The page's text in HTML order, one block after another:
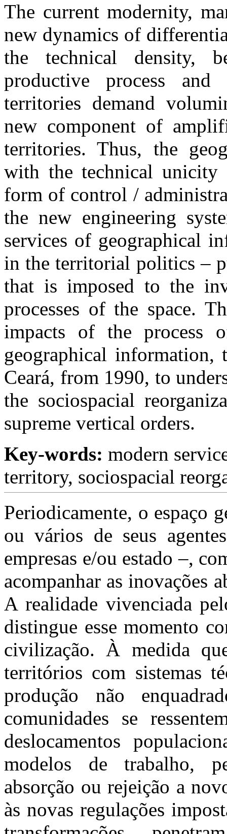
The current modernity,
new dynamics of
the technical density,
productive process
territories demand
new component of
territories. Thus, the
with the technical unicity
form of control /
the new engineering
services of geographical
in the territorial politics –
that is imposed to the
processes of the space.
impacts of the process
geographical
Ceará, from 1990, to
the sociospacial
supreme vertical orders.
Key-words: modern
territory, sociospacial
Periodicamente, o espaço
ou vários de seus
empresas e/ou estado –,
acompanhar as inovações
A realidade vivenciada
distingue esse momento
civilização. À medida
territórios com sistemas
produção não
comunidades se
deslocamentos
modelos de trabalho,
absorção ou rejeição a
às novas regulações